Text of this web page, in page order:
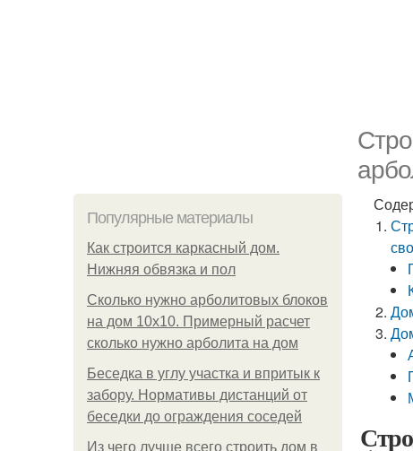
Популярные материалы
Как строится каркасный дом.
Нижняя обвязка и пол
Сколько нужно арболитовых блоков
на дом 10х10. Примерный расчет
сколько нужно арболита на дом
Беседка в углу участка и впритык к
забору. Нормативы дистанций от
беседки до ограждения соседей
Из чего лучше всего строить дом в